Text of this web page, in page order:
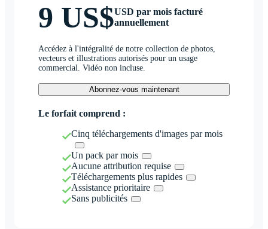
9 US$USD par mois facturé
annuellement
Accédez à l'intégralité de notre collection de photos,
vecteurs et illustrations autorisés pour un usage
commercial. Vidéo non incluse.
Abonnez-vous maintenant
Le forfait comprend :
Cinq téléchargements d'images par mois
Un pack par mois
Aucune attribution requise
Téléchargements plus rapides
Assistance prioritaire
Sans publicités